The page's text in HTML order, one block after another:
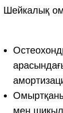
Шейкалық
мен